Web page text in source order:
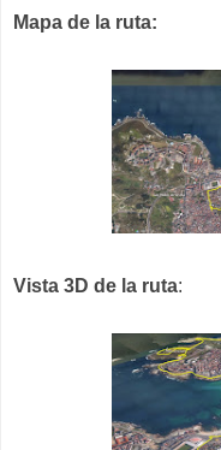
Mapa de la ruta:
Vista 3D de la ruta: